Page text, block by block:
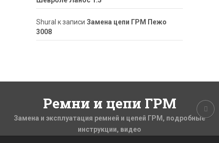
ShuraI к записи Замена цепи ГРМ Пежо
3008
Ремни и цепи ГРМ
Замена и эксплуатация ремней и цепей ГРМ, подробные
инструкции, видео